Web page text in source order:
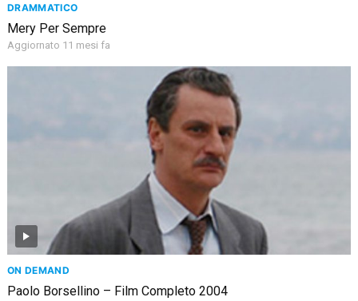
DRAMMATICO
Mery Per Sempre
Aggiornato 11 mesi fa
ON DEMAND
Paolo Borsellino – Film Completo 2004